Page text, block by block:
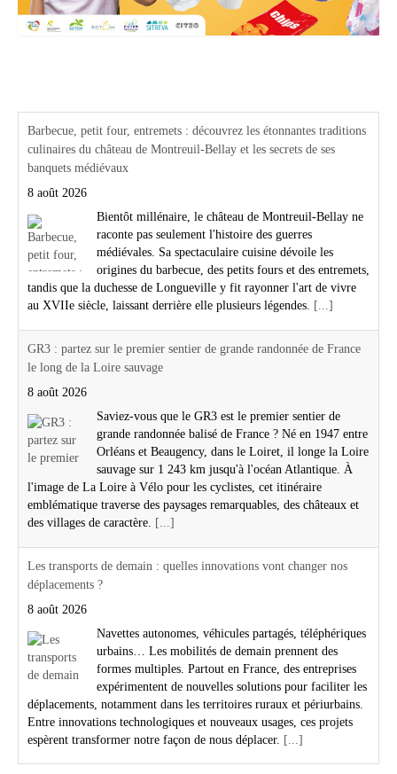
Barbecue, petit four, entremets : découvrez les étonnantes traditions
culinaires du château de Montreuil-Bellay et les secrets de ses
banquets médiévaux
8 août 2026
Bientôt millénaire, le château de Montreuil-Bellay ne
raconte pas seulement l'histoire des guerres
médiévales. Sa spectaculaire cuisine dévoile les
origines du barbecue, des petits fours et des entremets,
tandis que la duchesse de Longueville y fit rayonner l'art de vivre
au XVIIe siècle, laissant derrière elle plusieurs légendes. [...]
GR3 : partez sur le premier sentier de grande randonnée de France
le long de la Loire sauvage
8 août 2026
Saviez-vous que le GR3 est le premier sentier de
grande randonnée balisé de France ? Né en 1947 entre
Orléans et Beaugency, dans le Loiret, il longe la Loire
sauvage sur 1 243 km jusqu'à l'océan Atlantique. À
l'image de La Loire à Vélo pour les cyclistes, cet itinéraire
emblématique traverse des paysages remarquables, des châteaux et
des villages de caractère. [...]
Les transports de demain : quelles innovations vont changer nos
déplacements ?
8 août 2026
Navettes autonomes, véhicules partagés, téléphériques
urbains… Les mobilités de demain prennent des
formes multiples. Partout en France, des entreprises
expérimentent de nouvelles solutions pour faciliter les
déplacements, notamment dans les territoires ruraux et périurbains.
Entre innovations technologiques et nouveaux usages, ces projets
espèrent transformer notre façon de nous déplacer. [...]